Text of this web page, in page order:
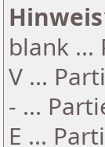
blank
V ...
- ...
E ...